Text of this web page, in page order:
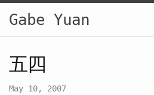
Gabe Yuan
五四
May 10, 2007